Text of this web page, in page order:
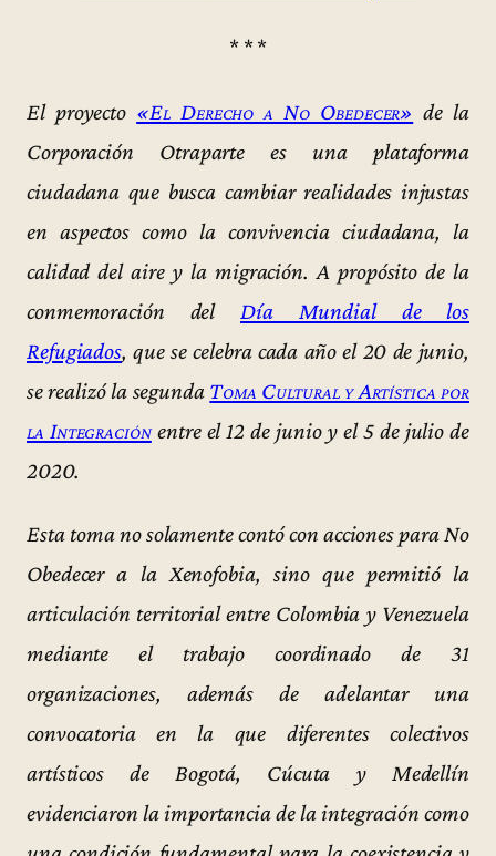
* * *
El proyecto «El Derecho a No Obedecer» de la
Corporación Otraparte es una plataforma
ciudadana que busca cambiar realidades injustas
en aspectos como la convivencia ciudadana, la
calidad del aire y la migración. A propósito de la
conmemoración del Día Mundial de los
Refugiados, que se celebra cada año el 20 de junio,
se realizó la segunda Toma Cultural y Artística por
la Integraciónentre el 12 de junio y el 5 de julio de
2020.
Esta toma no solamente contó con acciones para No
Obedecer a la Xenofobia, sino que permitió la
articulación territorial entre Colombia y Venezuela
mediante el trabajo coordinado de 31
organizaciones, además de adelantar una
convocatoria en la que diferentes colectivos
artísticos de Bogotá, Cúcuta y Medellín
evidenciaron la importancia de la integración como